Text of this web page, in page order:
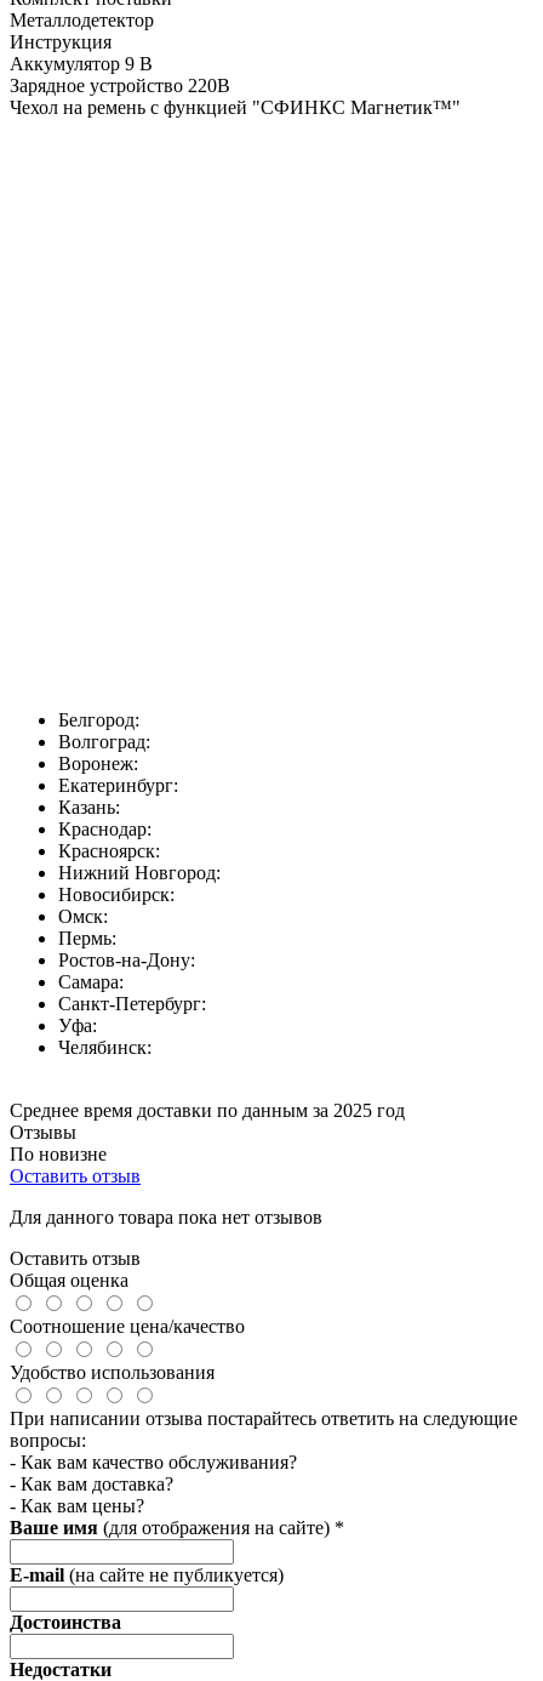
Металлодетектор
Инструкция
Аккумулятор 9 В
Зарядное устройство 220В
Чехол на ремень с функцией "СФИНКС Магнетик™"
Белгород:
Волгоград:
Воронеж:
Екатеринбург:
Казань:
Краснодар:
Красноярск:
Нижний Новгород:
Новосибирск:
Омск:
Пермь:
Ростов-на-Дону:
Самара:
Санкт-Петербург:
Уфа:
Челябинск:
Среднее время доставки по данным за 2025 год
Отзывы
По новизне
Оставить отзыв
Для данного товара пока нет отзывов
Оставить отзыв
Общая оценка
Соотношение цена/качество
Удобство использования
При написании отзыва постарайтесь ответить на следующие
вопросы:
- Как вам качество обслуживания?
- Как вам доставка?
- Как вам цены?
Ваше имя (для отображения на сайте) *
E-mail (на сайте не публикуется)
Достоинства
Недостатки